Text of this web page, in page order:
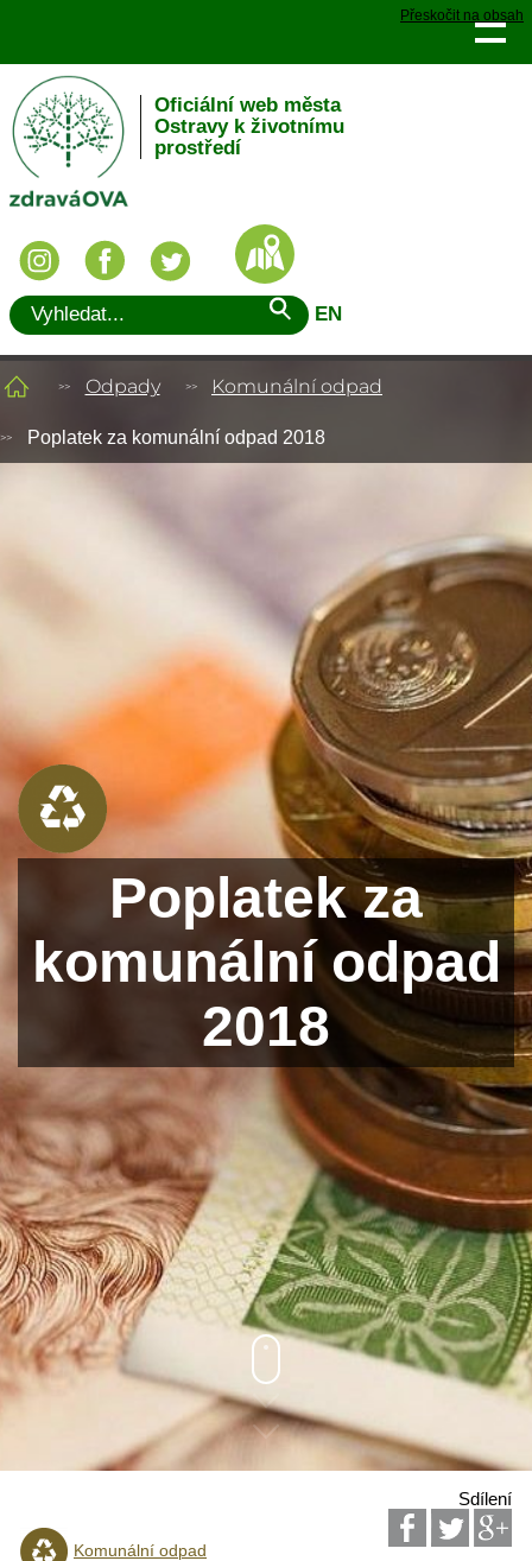
Přeskočit na obsah
Oficiální web města
Ostravy k životnímu
prostředí
EN
Odpady Komunální odpad
Poplatek za komunální odpad 2018
Poplatek za
komunální odpad
2018
Sdílení
Komunální odpad